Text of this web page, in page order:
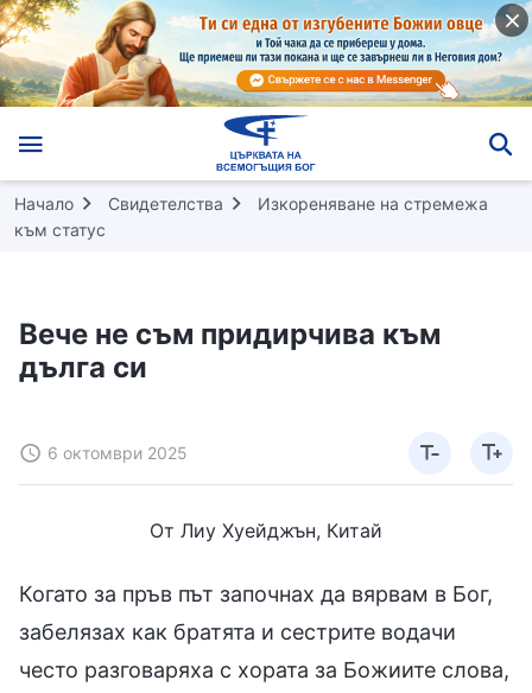
Начало Свидетелства
Изкореняване на стремежа
към статус
Вече не съм придирчива към
дълга си
6 октомври 2025
От Лиу Хуейджън, Китай
Когато за пръв път започнах да вярвам в Бог,
забелязах как братята и сестрите водачи
често разговаряха с хората за Божиите слова,